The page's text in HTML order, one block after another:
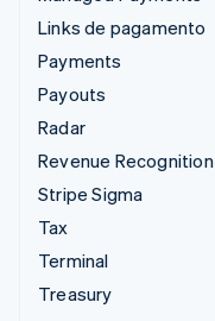
Links de pagamento
Payments
Payouts
Radar
Revenue Recognition
Stripe Sigma
Tax
Terminal
Treasury